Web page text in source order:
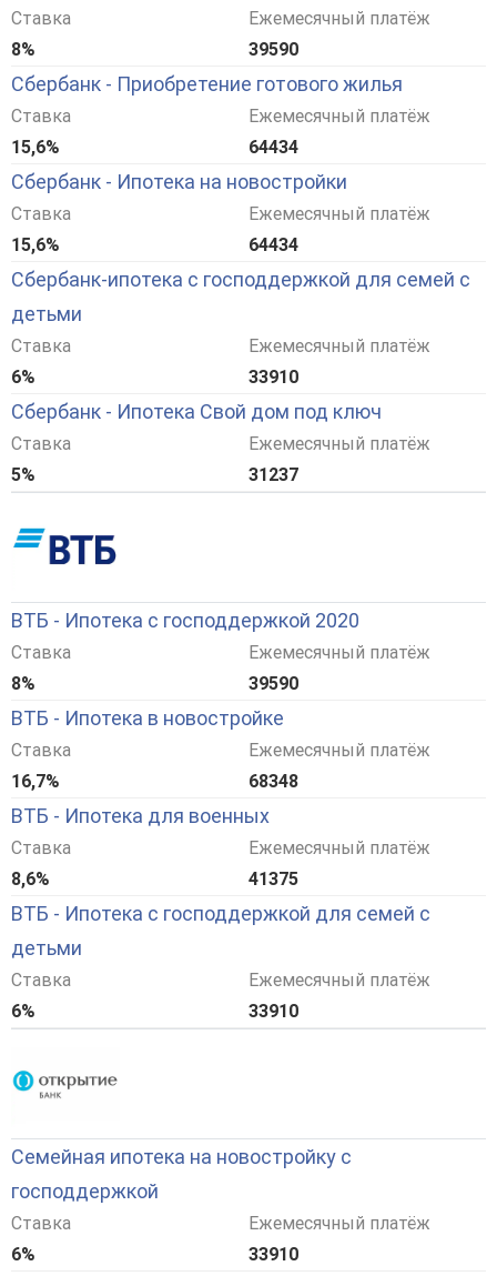
Ставка
8%
Ежемесячный платёж
39590
Сбербанк - Приобретение готового жилья
Ставка
15,6%
Ежемесячный платёж
64434
Сбербанк - Ипотека на новостройки
Ставка
15,6%
Ежемесячный платёж
64434
Сбербанк-ипотека с господдержкой для семей с
детьми
Ставка
6%
Ежемесячный платёж
33910
Сбербанк - Ипотека Свой дом под ключ
Ставка
5%
Ежемесячный платёж
31237
ВТБ - Ипотека с господдержкой 2020
Ставка
8%
Ежемесячный платёж
39590
ВТБ - Ипотека в новостройке
Ставка
16,7%
Ежемесячный платёж
68348
ВТБ - Ипотека для военных
Ставка
8,6%
Ежемесячный платёж
41375
ВТБ - Ипотека с господдержкой для семей с
детьми
Ставка
6%
Ежемесячный платёж
33910
Семейная ипотека на новостройку с
господдержкой
Ставка
6%
Ежемесячный платёж
33910